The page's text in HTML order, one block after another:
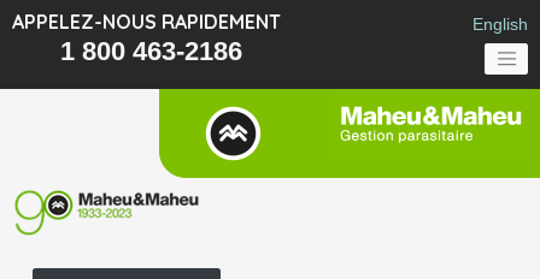
APPELEZ-NOUS RAPIDEMENT
1 800 463-2186
English